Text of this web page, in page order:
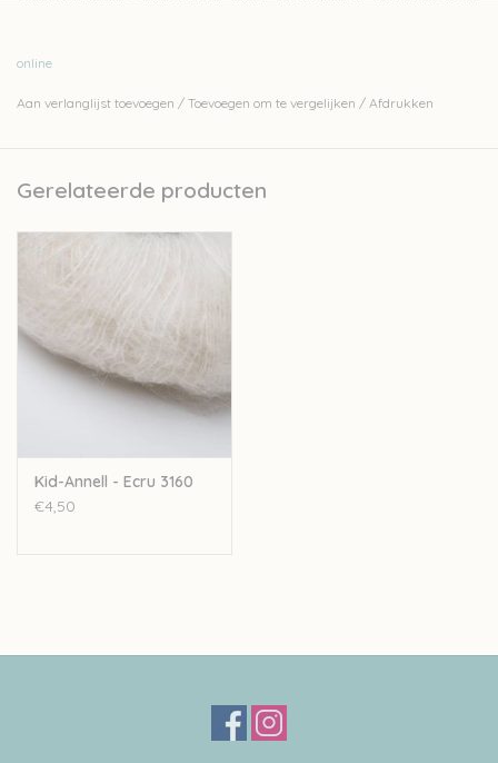
Handwas
Let op: de kleur op beeld kan afwijken van de werkelijke kleur.
online
Aan verlanglijst toevoegen / Toevoegen om te vergelijken / Afdrukken
Gerelateerde producten
Kid-Annell - Ecru 3160
€4,50